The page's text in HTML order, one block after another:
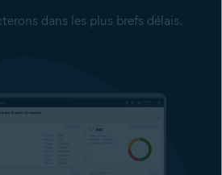
dans les plus brefs délais.